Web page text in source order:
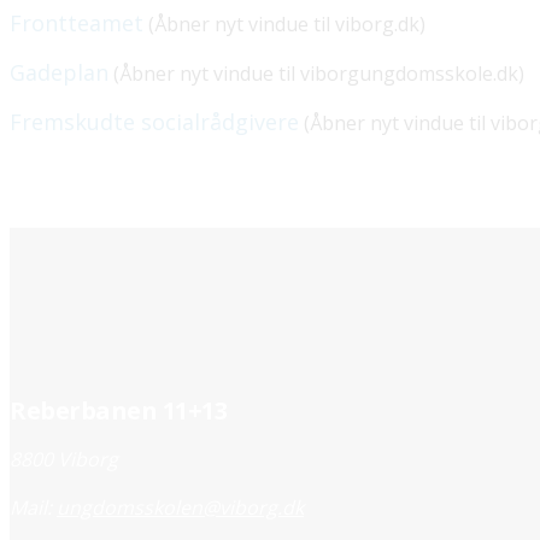
(Åbner nyt vindue til viborg.dk)
(Åbner nyt vindue til viborgungdomsskole.dk)
(Åbner nyt vindue til